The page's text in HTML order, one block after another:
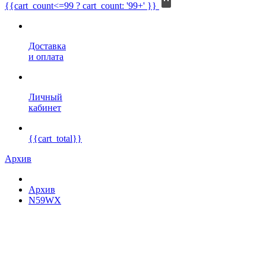
{{cart_count<=99 ? cart_count: '99+' }}
Доставка
и оплата
Личный
кабинет
{{cart_total}}
Архив
Архив
N59WX